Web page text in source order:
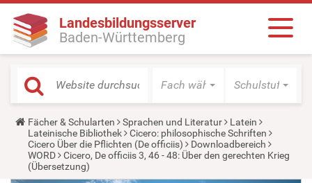
Landesbildungsserver
Baden-Württemberg
Fach wählen Schulstufe
Y
o
u
a
r
e
Fächer & Schularten Sprachen und Literatur
Latein
Lateinische Bibliothek
Cicero: philosophische Schriften
Cicero Über die Pflichten (De officiis)
Downloadbereich
WORD
Cicero, De officiis 3, 46 - 48: Über den gerechten Krieg
(Übersetzung)